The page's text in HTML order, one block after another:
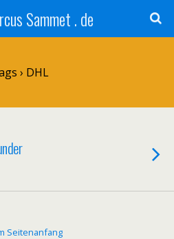
Sammet . de
› DHL
Seitenanfang